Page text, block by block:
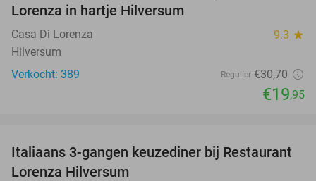
Lorenza in hartje Hilversum
Casa Di Lorenza 9.3 star
Hilversum
Verkocht: 389
Regulier €30,70
€19,95
33%
Italiaans 3-gangen keuzediner bij Restaurant
Lorenza Hilversum